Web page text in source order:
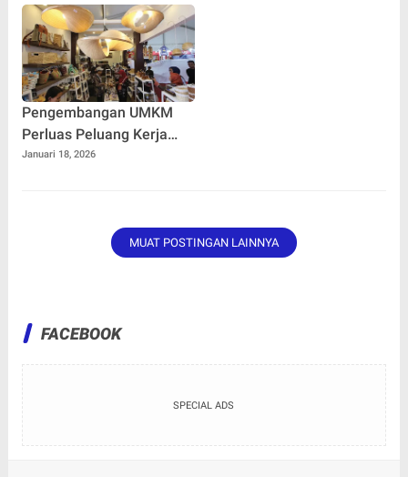
Pengembangan UMKM
Perluas Peluang Kerja
bagi Masyarakat
Januari 18, 2026
MUAT POSTINGAN LAINNYA
FACEBOOK
SPECIAL ADS